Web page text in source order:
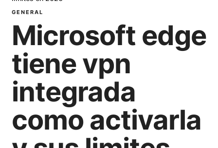
GENERAL
Microsoft edge
tiene vpn
integrada
como activarla